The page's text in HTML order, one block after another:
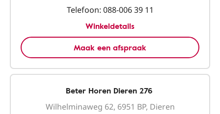
Telefoon: 088-006 39 11
Winkeldetails
Maak een afspraak
Beter Horen Dieren 276
Wilhelminaweg 62, 6951 BP, Dieren